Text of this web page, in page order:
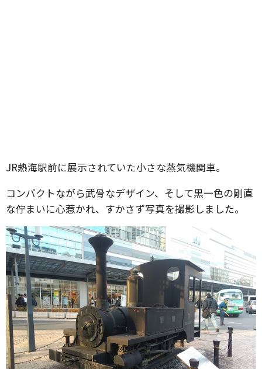
JR熱海駅前に展示されていた小さな蒸気機関車。
コンパクトながら武骨なデザイン、そして黒一色の剛直
な佇まいに心惹かれ、すかさず写真を撮影しました。